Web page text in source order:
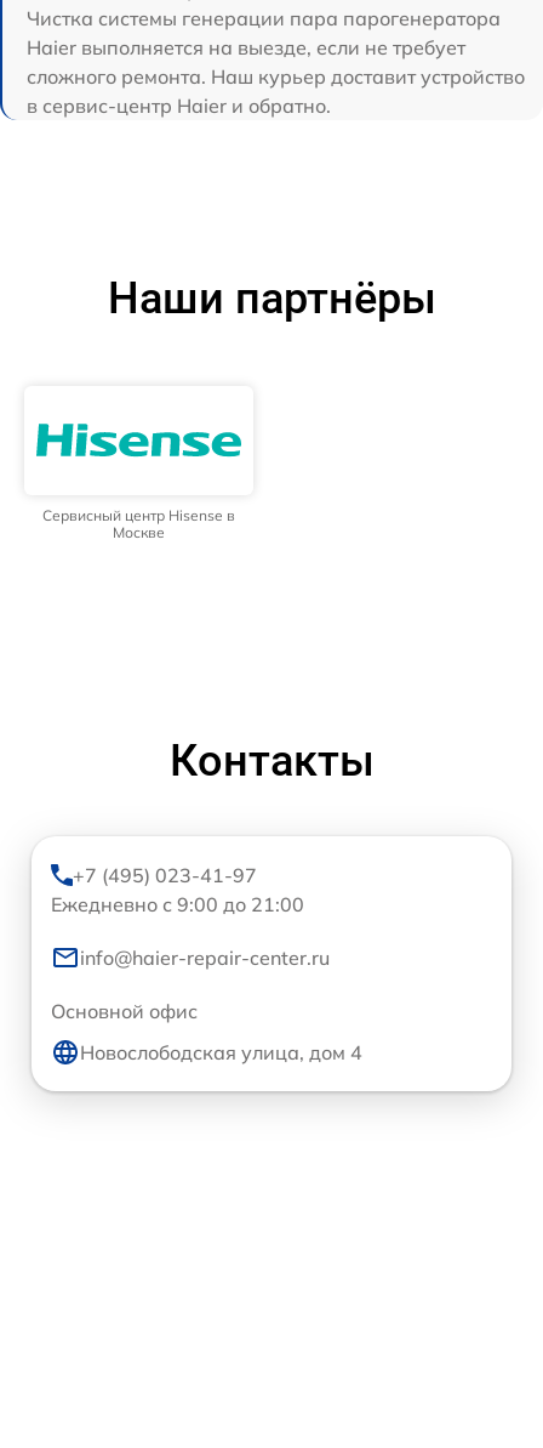
Чистка системы генерации пара парогенератора
Haier выполняется на выезде, если не требует
сложного ремонта. Наш курьер доставит устройство
в сервис-центр Haier и обратно.
Наши партнёры
Сервисный центр Hisense в
Москве
Контакты
+7 (495) 023-41-97
Ежедневно с 9:00 до 21:00
info@haier-repair-center.ru
Основной офис
Новослободская улица, дом 4